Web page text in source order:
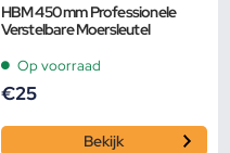
HBM 450 mm Professionele
Verstelbare Moersleutel
Op voorraad
€25
Bekijk